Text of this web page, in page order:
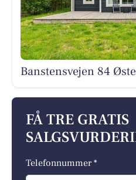
Banstensvejen 84
FÅ TRE GRATIS
Telefonnummer *